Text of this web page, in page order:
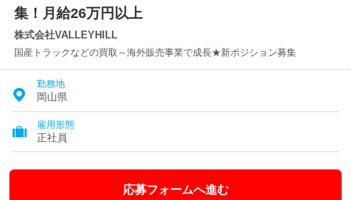
集！月給26万円以上
株式会社VALLEYHILL
国産トラックなどの買取～海外販売事業で成長★新ポジション募集
勤務地
岡山県
雇用形態
正社員
応募フォームへ進む